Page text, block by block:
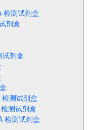
检测试剂盒
剂盒
剂盒
测试剂盒
测试剂盒
检测试剂盒